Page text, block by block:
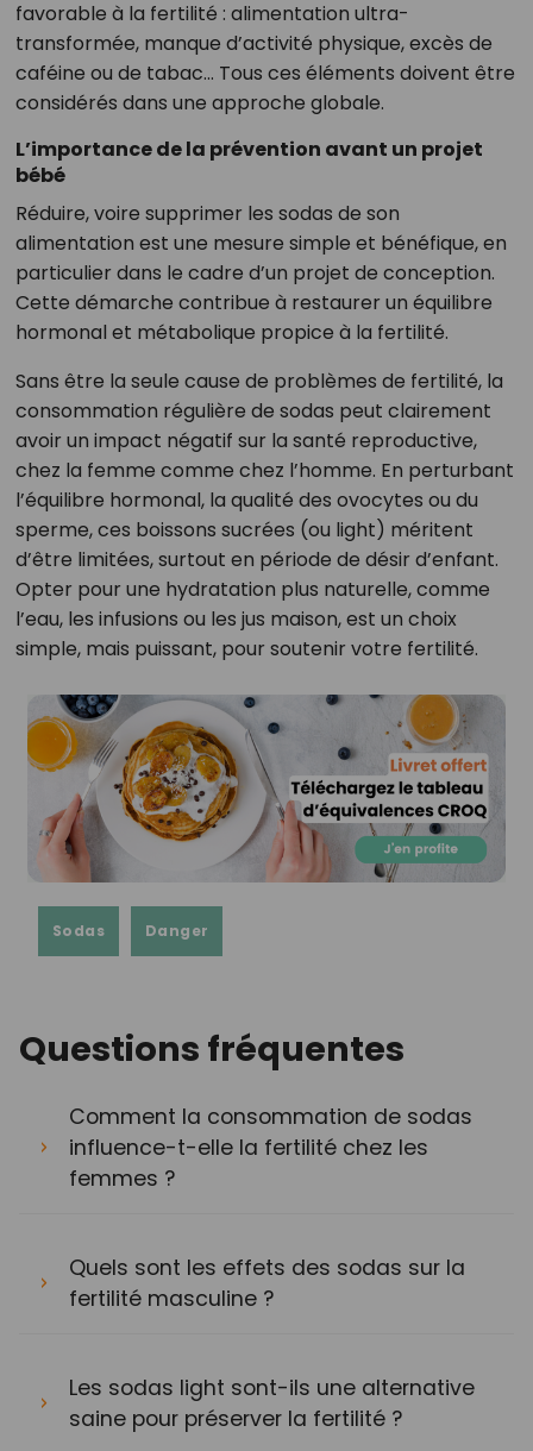
favorable à la fertilité : alimentation ultra-
transformée, manque d’activité physique, excès de
caféine ou de tabac… Tous ces éléments doivent être
considérés dans une approche globale.
L’importance de la prévention avant un projet
bébé
Réduire, voire supprimer les sodas de son
alimentation est une mesure simple et bénéfique, en
particulier dans le cadre d’un projet de conception.
Cette démarche contribue à restaurer un équilibre
hormonal et métabolique propice à la fertilité.
Sans être la seule cause de problèmes de fertilité, la
consommation régulière de sodas peut clairement
avoir un impact négatif sur la santé reproductive,
chez la femme comme chez l’homme. En perturbant
l’équilibre hormonal, la qualité des ovocytes ou du
sperme, ces boissons sucrées (ou light) méritent
d’être limitées, surtout en période de désir d’enfant.
Opter pour une hydratation plus naturelle, comme
l’eau, les infusions ou les jus maison, est un choix
simple, mais puissant, pour soutenir votre fertilité.
Sodas Danger
Questions fréquentes
Comment la consommation de sodas
influence-t-elle la fertilité chez les
femmes ?
Quels sont les effets des sodas sur la
fertilité masculine ?
Les sodas light sont-ils une alternative
saine pour préserver la fertilité ?